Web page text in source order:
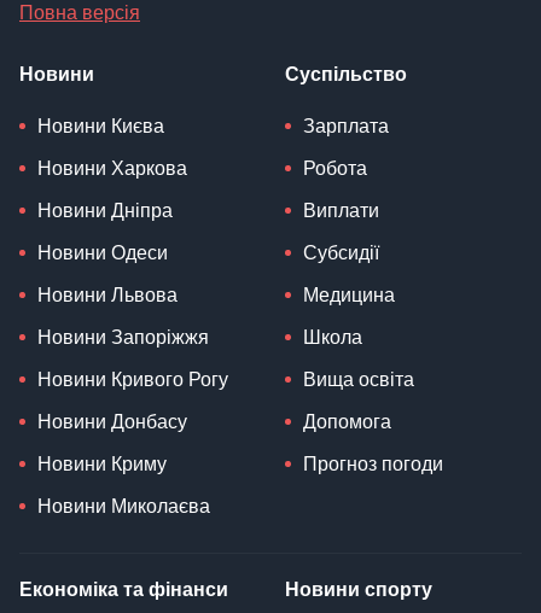
Повна версія
Новини
Новини Києва
Новини Харкова
Новини Дніпра
Новини Одеси
Новини Львова
Новини Запоріжжя
Новини Кривого Рогу
Новини Донбасу
Новини Криму
Новини Миколаєва
Суспільство
Зарплата
Робота
Виплати
Субсидії
Медицина
Школа
Вища освіта
Допомога
Прогноз погоди
Економіка та фінанси Новини спорту